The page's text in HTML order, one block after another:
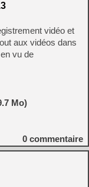
vidéo et
aux vidéos dans
vu de
Mo)
0 commentaire